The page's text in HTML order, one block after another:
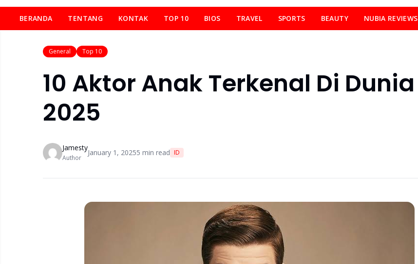
BERANDA TENTANG KONTAK TOP 10 BIOS TRAVEL SPORTS BEAUTY NUBIA REVIEWS
General Top 10
10 Aktor Anak Terkenal Di Dunia
2025
Jamesty
Author
January 1, 20255 min read ID